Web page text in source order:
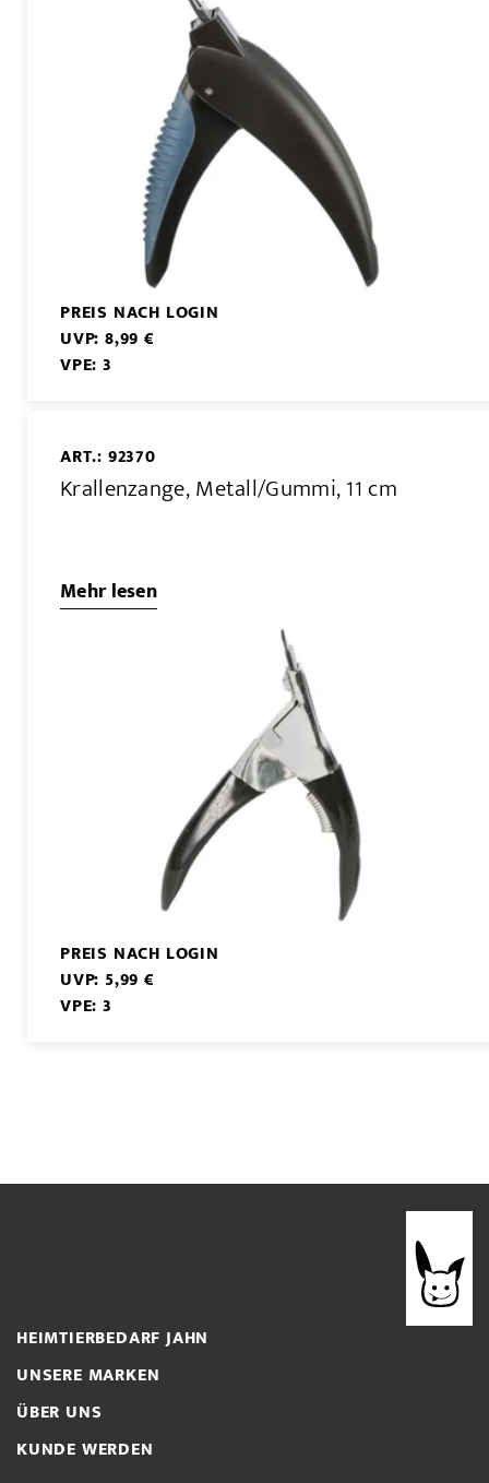
PREIS NACH LOGIN
UVP: 8,99 €
VPE: 3
ART.: 92370
Krallenzange, Metall/Gummi, 11 cm
Mehr lesen
PREIS NACH LOGIN
UVP: 5,99 €
VPE: 3
HEIMTIERBEDARF JAHN
UNSERE MARKEN
ÜBER UNS
KUNDE WERDEN